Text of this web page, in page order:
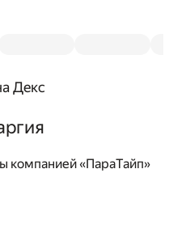
Декс
компанией «ПараТайп»